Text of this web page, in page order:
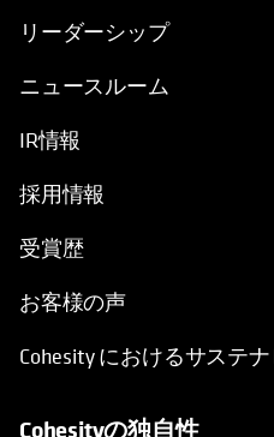
リーダーシップ
ニュースルーム
IR情報
採用情報
受賞歴
お客様の声
Cohesity におけるサステ
Cohesityの独自性